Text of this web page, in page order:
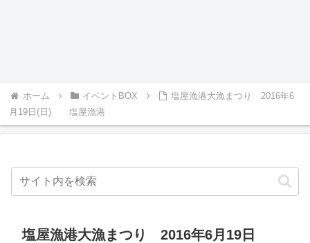
ホーム イベントBOX
塩屋漁港大漁まつり 2016年6
月19日(日) 塩屋漁港
塩屋漁港大漁まつり 2016年6月19日